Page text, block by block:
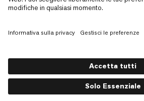
Cookies
Note legali
Politica sulla Privacy dei Dati